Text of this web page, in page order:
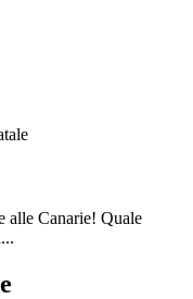
alle Canarie! Quale